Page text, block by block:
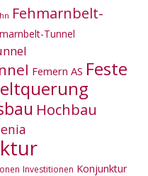
Fehmarnbelt-
Tunnel
Femern AS Feste
Hochbau
Investitionen Konjunktur